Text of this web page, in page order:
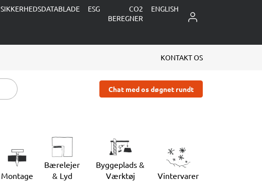
SIKKERHEDSDATABLADE ESG
CO2
BEREGNER
ENGLISH
LOG IND
KONTAKT OS
Chat med os døgnet rundt
Montage
Bærelejer
& Lyd
Byggeplads &
Værktøj
Vintervarer